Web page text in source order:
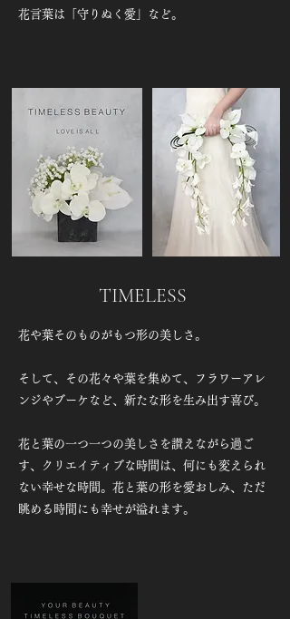
花言葉は「守りぬく愛」など。
​TIMELESS
花や葉そのものがもつ形の美しさ。​
そして、その花々や葉を集めて、フラワーアレ
ンジやブーケなど、新たな形を生み出す喜び。
花と葉の一つ一つの美しさを讃えながら過ご
す、クリエイティブな時間は、何にも変えられ
ない幸せな時間。花と葉の形を愛おしみ、ただ
眺める時間にも幸せが溢れます。